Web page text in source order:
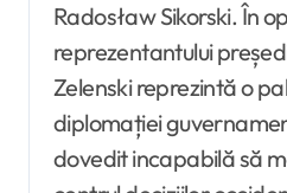
Radosław Sikorski. În
reprezentantului
Zelenski reprezintă o
diplomației
dovedit incapabilă să